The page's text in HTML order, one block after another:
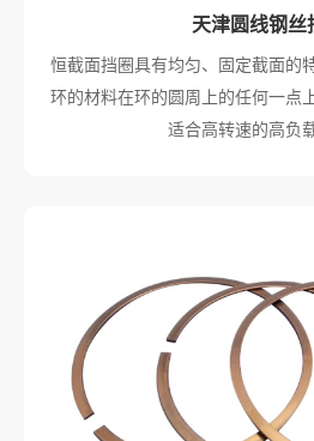
天津圆线钢丝
恒截面挡圈具有均匀、固定截面的
环的材料在环的圆周上的任何一点
适合高转速的高负